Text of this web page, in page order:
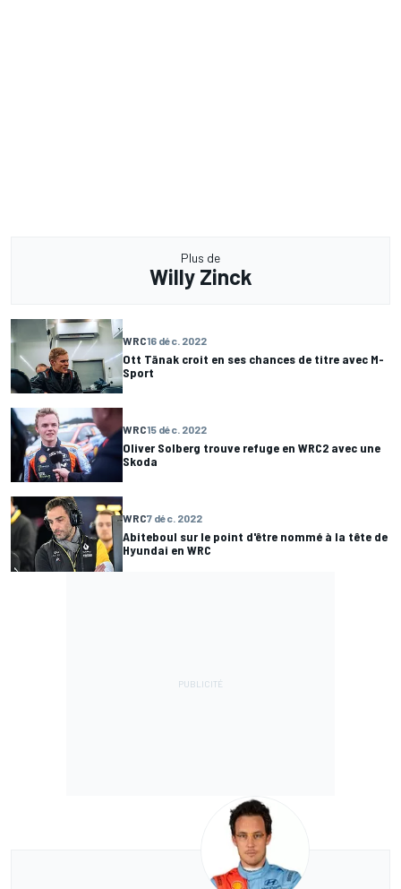
Plus de
Willy Zinck
WRC16 déc. 2022
Ott Tänak croit en ses chances de titre avec M-
Sport
WRC15 déc. 2022
Oliver Solberg trouve refuge en WRC2 avec une
Skoda
WRC7 déc. 2022
Abiteboul sur le point d'être nommé à la tête de
Hyundai en WRC